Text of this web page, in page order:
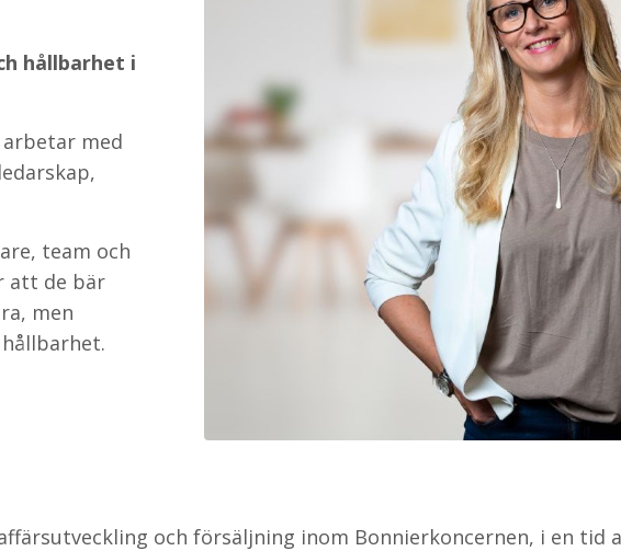
hållbarhet i
arbetar med
team och
att de bär
men
och försäljning inom Bonnierkoncernen, i en